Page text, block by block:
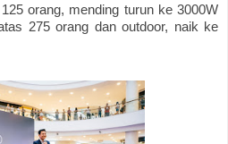
orang, mending turun ke 3000W
275 orang dan outdoor, naik ke